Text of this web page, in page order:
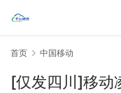
首页 中国移动
[仅发四川]移动